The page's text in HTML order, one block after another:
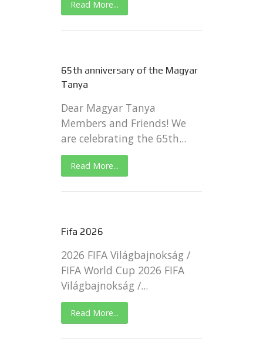
Read More...
65th anniversary of the Magyar
Tanya
Dear Magyar Tanya
Members and Friends! We
are celebrating the 65th...
Read More...
Fifa 2026
2026 FIFA Világbajnokság /
FIFA World Cup 2026 FIFA
Világbajnokság /...
Read More...